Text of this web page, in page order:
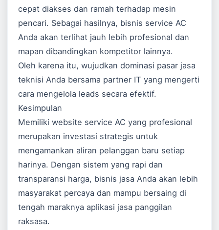
cepat diakses dan ramah terhadap mesin
pencari. Sebagai hasilnya, bisnis service AC
Anda akan terlihat jauh lebih profesional dan
mapan dibandingkan kompetitor lainnya.
Oleh karena itu, wujudkan dominasi pasar jasa
teknisi Anda bersama partner IT yang mengerti
cara mengelola leads secara efektif.
Kesimpulan
Memiliki website service AC yang profesional
merupakan investasi strategis untuk
mengamankan aliran pelanggan baru setiap
harinya. Dengan sistem yang rapi dan
transparansi harga, bisnis jasa Anda akan lebih
masyarakat percaya dan mampu bersaing di
tengah maraknya aplikasi jasa panggilan
raksasa.